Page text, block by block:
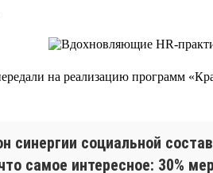
на реализацию программ
синергии социальной
самое интересное: 30%